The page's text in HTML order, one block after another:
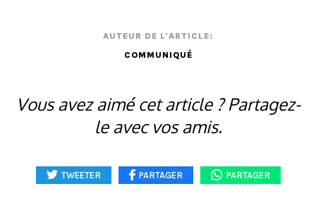
AUTEUR DE L'ARTICLE:
COMMUNIQUÉ
Vous avez aimé cet article ? Partagez-
le avec vos amis.
TWEETER PARTAGER PARTAGER